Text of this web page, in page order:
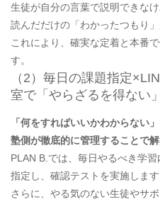
生徒が自分の言葉で説明できな
読んだだけの「わかったつもり」
これにより、確実な定着と本番
す。
（2）毎日の課題指定
室で「やらざるを得ない
「何をすればいいかわからない
塾側が徹底的に管理することで解
PLAN B.では、毎日やるべき学
指定し、確認テストを実施します
さらに、やる気のない生徒やサ